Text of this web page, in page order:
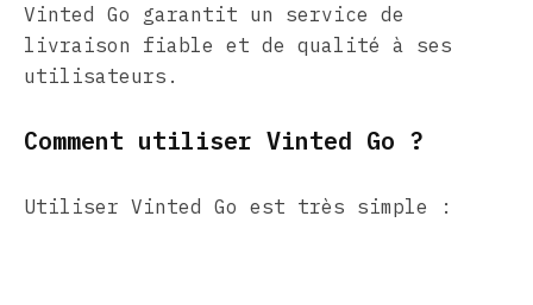
Vinted Go garantit un service de
livraison fiable et de qualité à ses
utilisateurs.
Comment utiliser Vinted Go ?
Utiliser Vinted Go est très simple :